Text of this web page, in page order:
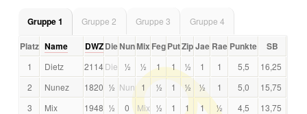
Gruppe 1 Gruppe 2 Gruppe 3 Gruppe 4
Platz Name DWZDieNunMix FegPutZipJae Rae Punkte SB
1 Dietz 2114Die ½ ½ 1 1 ½ 1 1 5,5
16,25
2
Nunez 1820 ½ Nun 1 ½ 1 ½ ½ 1 5,0
15,75
3
Mix 1948 ½ 0 Mix ½ 1 1 1 ½ 4,5
13,75